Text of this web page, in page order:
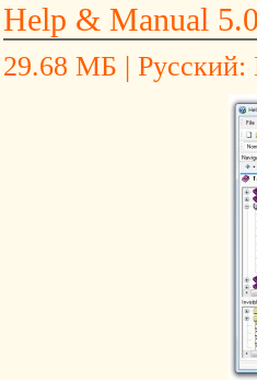
Help & Manual
29.68 МБ | Русский: